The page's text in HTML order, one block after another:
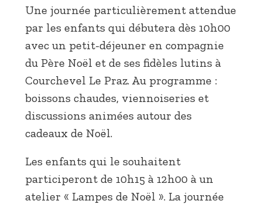
Une journée particulièrement attendue
par les enfants qui débutera dès 10h00
avec un petit-déjeuner en compagnie
du Père Noël et de ses fidèles lutins à
Courchevel Le Praz. Au programme :
boissons chaudes, viennoiseries et
discussions animées autour des
cadeaux de Noël.
Les enfants qui le souhaitent
participeront de 10h15 à 12h00 à un
atelier « Lampes de Noël ». La journée